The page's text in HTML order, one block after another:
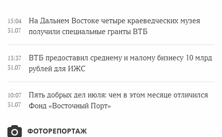
15:04
31.07
На Дальнем Востоке четыре краеведческих музея
получили специальные гранты ВТБ
13:37
31.07
ВТБ предоставил среднему и малому бизнесу 10 млрд
рублей для ИЖС
10:07
31.07
Пять добрых дел июля: чем в этом месяце отличился
Фонд «Восточный Порт»
ФОТОРЕПОРТАЖ